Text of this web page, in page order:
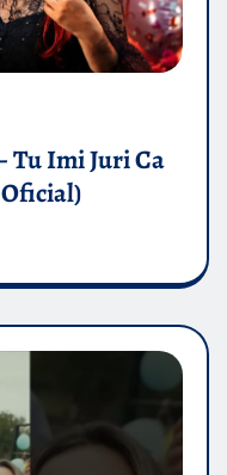
Tu Imi Juri Ca